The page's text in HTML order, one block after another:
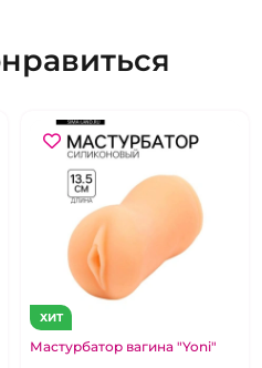
ХИТ
Мастурбатор вагина "Yoni"